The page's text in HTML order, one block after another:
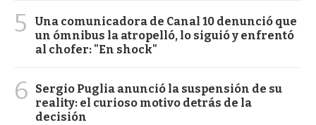
5
Una comunicadora de Canal 10 denunció que
un ómnibus la atropelló, lo siguió y enfrentó
al chofer: "En shock"
6
Sergio Puglia anunció la suspensión de su
reality: el curioso motivo detrás de la
decisión